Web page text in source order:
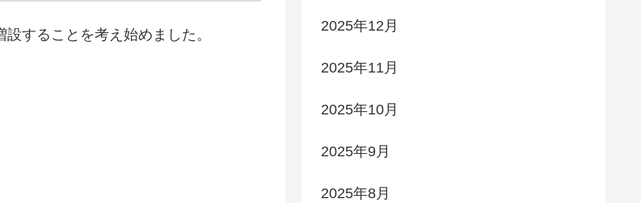
することを考え始めました。
2025年12月
2025年11月
2025年10月
2025年9月
2025年8月